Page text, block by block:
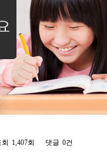
1,407회 댓글 0건